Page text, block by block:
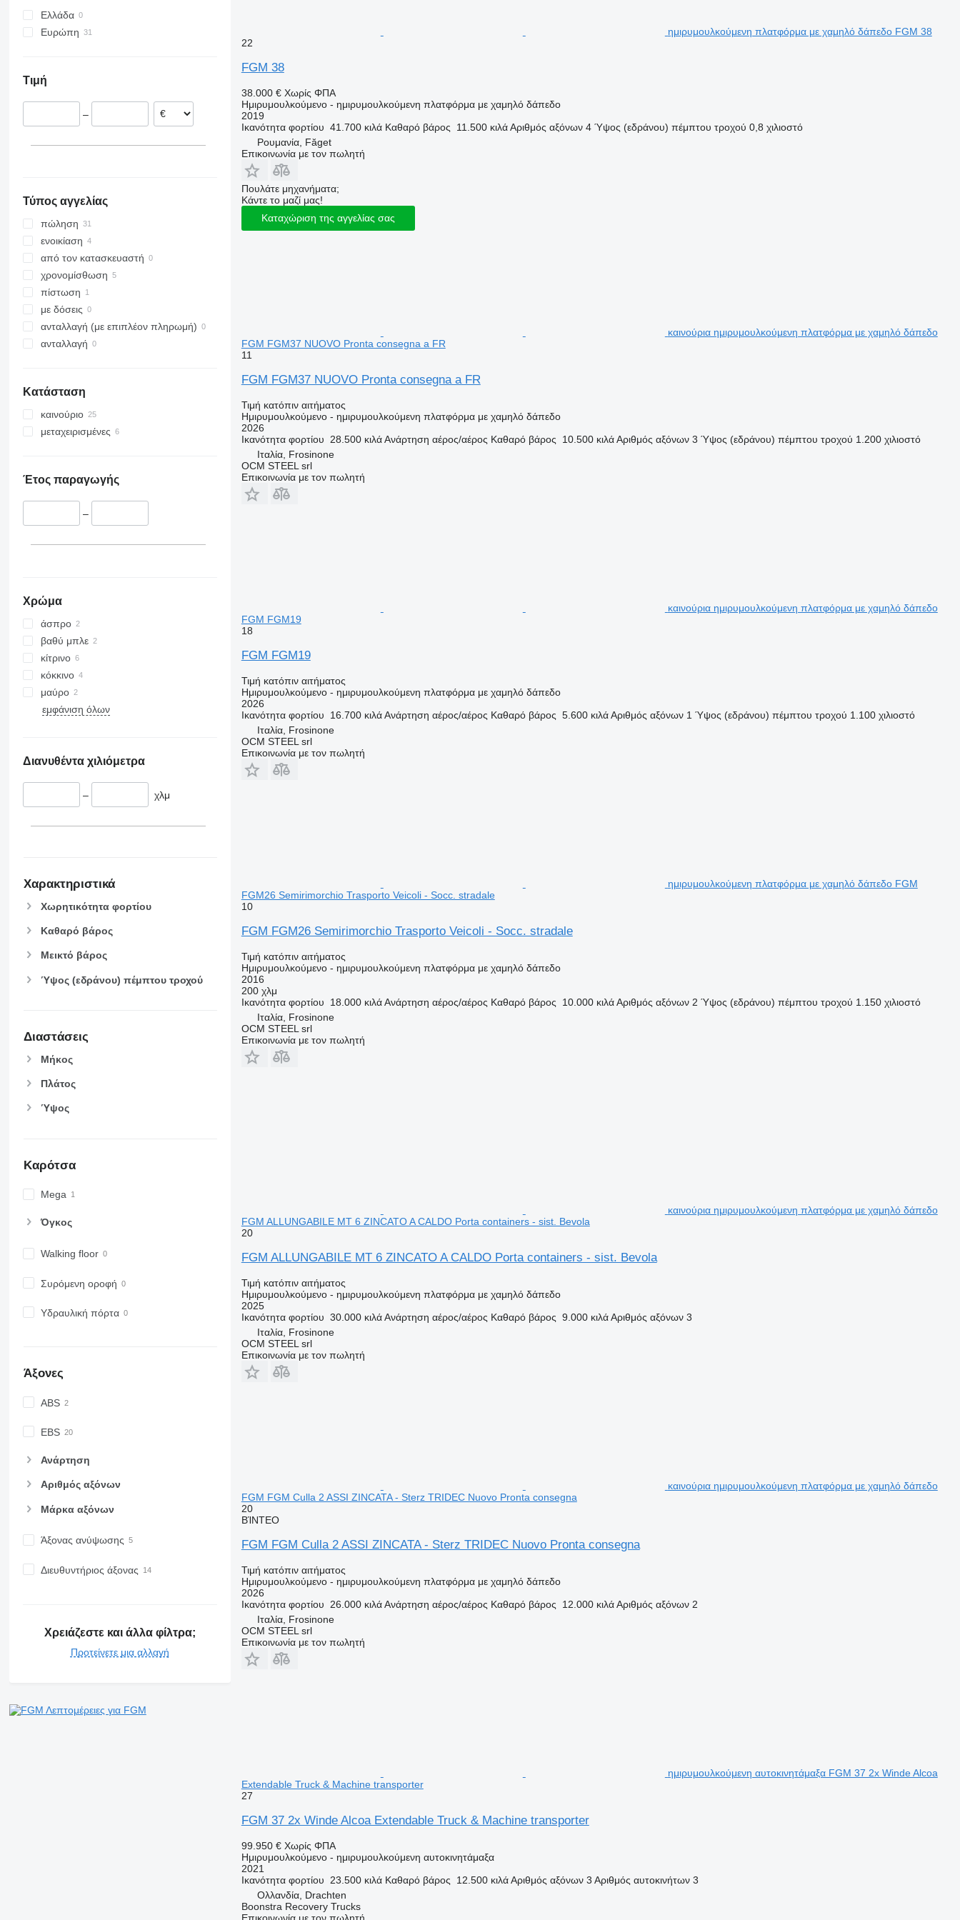
Ελλάδα
Ευρώπη
Πολωνία
Νορβηγία
Τιμή
–
Τύπος αγγελίας
πώληση
ενοικίαση
από τον κατασκευαστή
χρονομίσθωση
πίστωση
με δόσεις
ανταλλαγή (με επιπλέον πληρωμή)
ανταλλαγή
Κατάσταση
καινούριο
μεταχειρισμένες
Έτος παραγωγής
–
Χρώμα
άσπρο
βαθύ μπλε
κίτρινο
κόκκινο
μαύρο
εμφάνιση όλων
Διανυθέντα χιλιόμετρα
– χλμ
Χαρακτηριστικά
Χωρητικότητα φορτίου
Καθαρό βάρος
Μεικτό βάρος
Ύψος (εδράνου) πέμπτου τροχού
Διαστάσεις
Μήκος
Πλάτος
Ύψος
Καρότσα
Mega
Όγκος
Walking floor
Συρόμενη οροφή
Υδραυλική πόρτα
Άξονες
ABS
EBS
Ανάρτηση
Αριθμός αξόνων
Μάρκα αξόνων
Άξονας ανύψωσης
Διευθυντήριος άξονας
Χρειάζεστε και άλλα φίλτρα;
Προτείνετε μια αλλαγή
Λεπτομέρειες για FGM
ημιρυμουλκούμενη πλατφόρμα με χαμηλό δάπεδο FGM 38
22
FGM 38
38.000 € Χωρίς ΦΠΑ
Ημιρυμουλκούμενο - ημιρυμουλκούμενη πλατφόρμα με χαμηλό δάπεδο
2019
Ικανότητα φορτίου 41.700 κιλά Καθαρό βάρος 11.500 κιλά Αριθμός αξόνων 4 Ύψος (εδράνου) πέμπτου τροχού 0,8 χιλιοστό
Ρουμανία, Făget
Επικοινωνία με τον πωλητή
Πουλάτε μηχανήματα;
Κάντε το μαζί μας!
Καταχώριση της αγγελίας σας
καινούρια ημιρυμουλκούμενη πλατφόρμα με χαμηλό δάπεδο
FGM FGM37 NUOVO Pronta consegna a FR
11
FGM FGM37 NUOVO Pronta consegna a FR
Τιμή κατόπιν αιτήματος
Ημιρυμουλκούμενο - ημιρυμουλκούμενη πλατφόρμα με χαμηλό δάπεδο
2026
Ικανότητα φορτίου
28.500 κιλά Ανάρτηση αέρος/αέρος Καθαρό βάρος 10.500 κιλά Αριθμός αξόνων 3 Ύψος (εδράνου) πέμπτου τροχού 1.200 χιλιοστό
Ιταλία, Frosinone
OCM STEEL srl
Επικοινωνία με τον πωλητή
καινούρια ημιρυμουλκούμενη πλατφόρμα με χαμηλό δάπεδο
FGM FGM19
18
FGM FGM19
Τιμή κατόπιν αιτήματος
Ημιρυμουλκούμενο - ημιρυμουλκούμενη πλατφόρμα με χαμηλό δάπεδο
2026
Ικανότητα φορτίου
16.700 κιλά Ανάρτηση αέρος/αέρος Καθαρό βάρος 5.600 κιλά Αριθμός αξόνων 1 Ύψος (εδράνου) πέμπτου τροχού 1.100 χιλιοστό
Ιταλία, Frosinone
OCM STEEL srl
Επικοινωνία με τον πωλητή
ημιρυμουλκούμενη πλατφόρμα με χαμηλό δάπεδο FGM
FGM26 Semirimorchio Trasporto Veicoli - Socc. stradale
10
FGM FGM26 Semirimorchio Trasporto Veicoli - Socc. stradale
Τιμή κατόπιν αιτήματος
Ημιρυμουλκούμενο - ημιρυμουλκούμενη πλατφόρμα με χαμηλό δάπεδο
2016
200 χλμ
Ικανότητα φορτίου
18.000 κιλά Ανάρτηση αέρος/αέρος Καθαρό βάρος 10.000 κιλά Αριθμός αξόνων 2 Ύψος (εδράνου) πέμπτου τροχού 1.150 χιλιοστό
Ιταλία, Frosinone
OCM STEEL srl
Επικοινωνία με τον πωλητή
καινούρια ημιρυμουλκούμενη πλατφόρμα με χαμηλό δάπεδο
FGM ALLUNGABILE MT 6 ZINCATO A CALDO Porta containers - sist. Bevola
20
FGM ALLUNGABILE MT 6 ZINCATO A CALDO Porta containers - sist. Bevola
Τιμή κατόπιν αιτήματος
Ημιρυμουλκούμενο - ημιρυμουλκούμενη πλατφόρμα με χαμηλό δάπεδο
2025
Ικανότητα φορτίου 30.000 κιλά Ανάρτηση αέρος/αέρος Καθαρό βάρος 9.000 κιλά Αριθμός αξόνων 3
Ιταλία, Frosinone
OCM STEEL srl
Επικοινωνία με τον πωλητή
καινούρια ημιρυμουλκούμενη πλατφόρμα με χαμηλό δάπεδο
FGM FGM Culla 2 ASSI ZINCATA - Sterz TRIDEC Nuovo Pronta consegna
20
ΒΊΝΤΕΟ
FGM FGM Culla 2 ASSI ZINCATA - Sterz TRIDEC Nuovo Pronta consegna
Τιμή κατόπιν αιτήματος
Ημιρυμουλκούμενο - ημιρυμουλκούμενη πλατφόρμα με χαμηλό δάπεδο
2026
Ικανότητα φορτίου
26.000 κιλά Ανάρτηση αέρος/αέρος Καθαρό βάρος 12.000 κιλά Αριθμός αξόνων 2
Ιταλία, Frosinone
OCM STEEL srl
Επικοινωνία με τον πωλητή
ημιρυμουλκούμενη αυτοκινητάμαξα FGM 37 2x Winde Alcoa
Extendable Truck & Machine transporter
27
FGM 37 2x Winde Alcoa Extendable Truck & Machine transporter
99.950 € Χωρίς ΦΠΑ
Ημιρυμουλκούμενο - ημιρυμουλκούμενη αυτοκινητάμαξα
2021
Ικανότητα φορτίου
23.500 κιλά Καθαρό βάρος 12.500 κιλά Αριθμός αξόνων 3 Αριθμός αυτοκινήτων 3
Ολλανδία, Drachten
Boonstra Recovery Trucks
Επικοινωνία με τον πωλητή